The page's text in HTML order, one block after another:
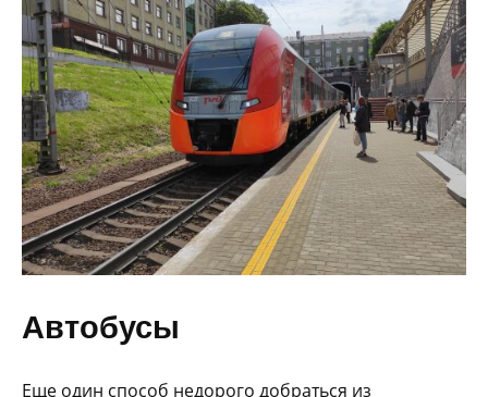
Автобусы
Еще один способ недорого добраться из